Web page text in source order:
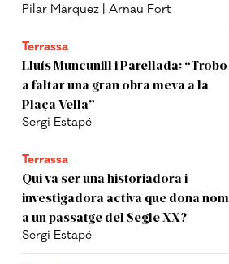
Pilar Màrquez | Arnau Fort
Terrassa
Lluís Muncunill i Parellada: “Trobo
a faltar una gran obra meva a la
Plaça Vella”
Sergi Estapé
Terrassa
Qui va ser una historiadora i
investigadora activa que dona nom
a un passatge del Segle XX?
Sergi Estapé